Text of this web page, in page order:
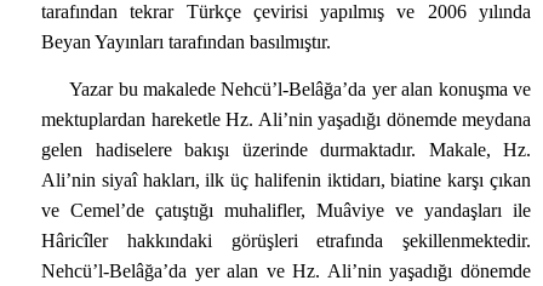
tarafından tekrar Türkçe çevirisi yapılmış ve 2006 yılında
Beyan Yayınları tarafından basılmıştır.
Yazar bu makalede Nehcü’l-Belâğa’da yer alan konuşma ve
mektuplardan hareketle Hz. Ali’nin yaşadığı dönemde meydana
gelen hadiselere bakışı üzerinde durmaktadır. Makale, Hz.
Ali’nin siyaî hakları, ilk üç halifenin iktidarı, biatine karşı çıkan
ve Cemel’de çatıştığı muhalifler, Muâviye ve yandaşları ile
Hâricîler hakkındaki görüşleri etrafında şekillenmektedir.
Nehcü’l-Belâğa’da yer alan ve Hz. Ali’nin yaşadığı dönemde